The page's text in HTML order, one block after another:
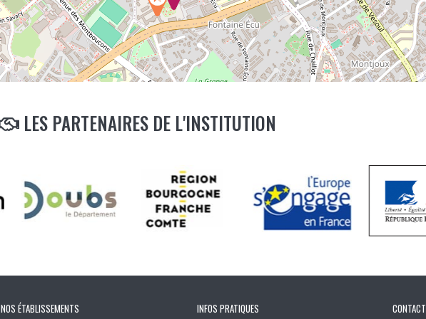
LES PARTENAIRES DE L'INSTITUTION
NOS ÉTABLISSEMENTS INFOS PRATIQUES CONTACT